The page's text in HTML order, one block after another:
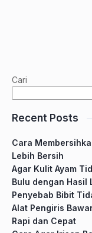
Cari
Recent Posts
Cara
Lebih Bersih
Agar Kulit Ayam
Bulu dengan Hasil
Penyebab Bibit
Alat Pengiris
Rapi dan Cepat